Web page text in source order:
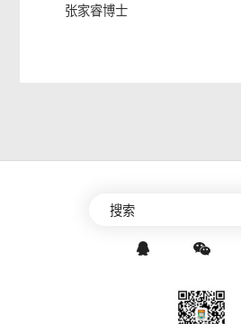
张家睿博士